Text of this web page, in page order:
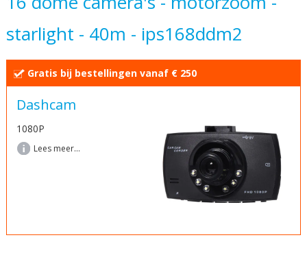
van
gallerij
starlight - 40m - ips168ddm2
Gratis bij bestellingen vanaf € 250
Dashcam
1080P
Lees meer...